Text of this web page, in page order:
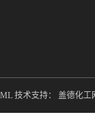
技术支持： 盖德化工